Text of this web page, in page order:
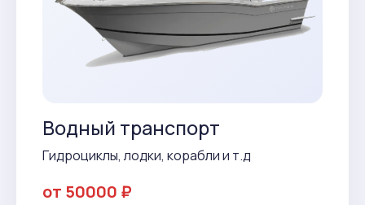
Водный транспорт
Гидроциклы, лодки, корабли и т.д
от 50000 ₽